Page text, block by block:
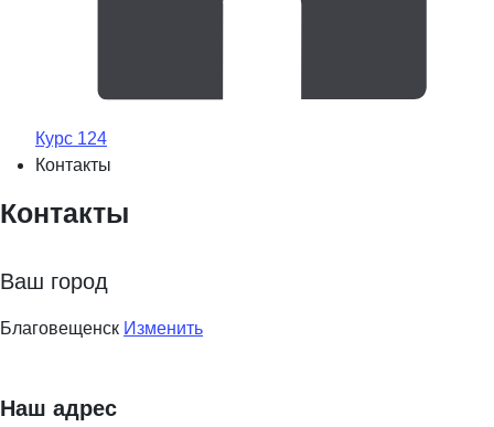
Курс 124
Контакты
Контакты
Ваш город
Благовещенск Изменить
Наш адрес